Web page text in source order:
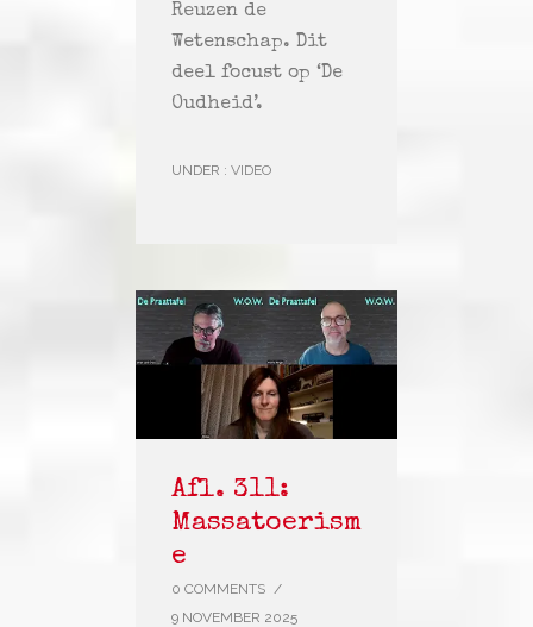
Reuzen de
Wetenschap. Dit
deel focust op ‘De
Oudheid’.
UNDER : VIDEO
Afl. 311:
Massatoerism
e
0 COMMENTS /
9 NOVEMBER 2025